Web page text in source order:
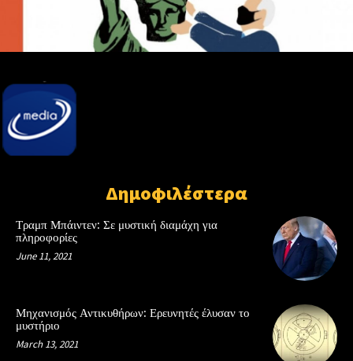
Δημοφιλέστερα
Τραμπ Μπάιντεν: Σε μυστική διαμάχη για
πληροφορίες
June 11, 2021
Μηχανισμός Αντικυθήρων: Ερευνητές έλυσαν το
μυστήριο
March 13, 2021